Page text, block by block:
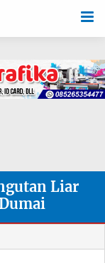
Liar